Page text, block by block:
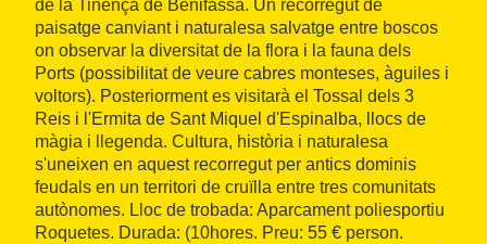
de la Tinença de Benifassà. Un recorregut de
paisatge canviant i naturalesa salvatge entre boscos
on observar la diversitat de la flora i la fauna dels
Ports (possibilitat de veure cabres monteses, àguiles i
voltors). Posteriorment es visitarà el Tossal dels 3
Reis i l'Ermita de Sant Miquel d'Espinalba, llocs de
màgia i llegenda. Cultura, història i naturalesa
s'uneixen en aquest recorregut per antics dominis
feudals en un territori de cruïlla entre tres comunitats
autònomes. Lloc de trobada: Aparcament poliesportiu
Roquetes. Durada: (10hores. Preu: 55 € person.